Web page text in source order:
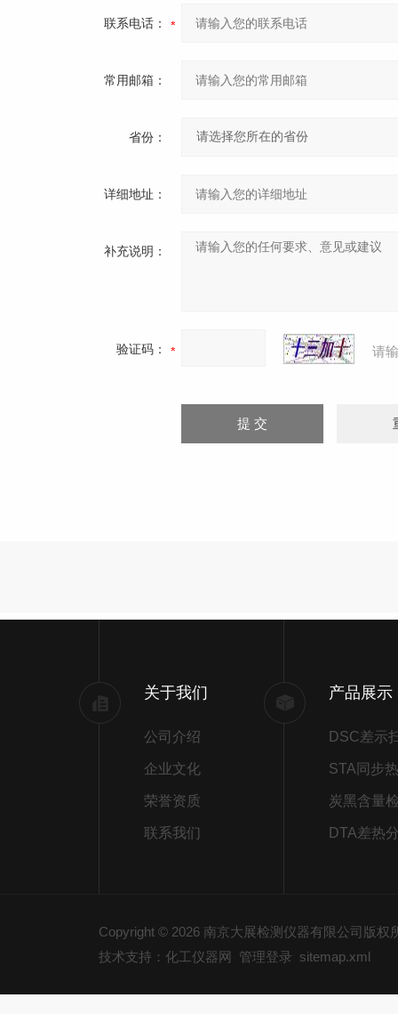
联系电话：
常用邮箱：
省份：
详细地址：
补充说明：
验证码： 请
关于我们
公司介绍
企业文化
荣誉资质
联系我们
产品展示
炭黑含量
DTA差热
Copyright © 2026 南京大展检测仪器有限公司版权
技术支持：化工仪器网
管理登录 sitemap.xml